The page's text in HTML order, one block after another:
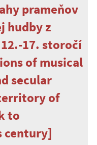
prameňov
hudby z
17. storočí
of musical
secular
of
to
century]